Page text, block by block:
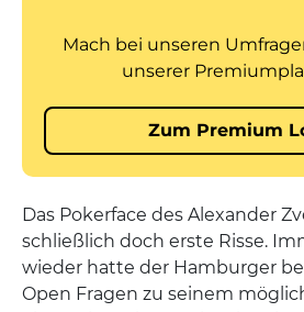
Das Pokerface des Alexander
schließlich doch erste Risse.
wieder hatte der Hamburger
Open Fragen zu seinem